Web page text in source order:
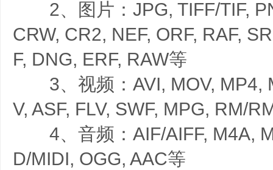
2、图片：JPG, TIFF/TIF,
CRW, CR2, NEF, ORF, RAF,
F, DNG, ERF, RAW等
3、视频：AVI, MOV, MP4,
V, ASF, FLV, SWF, MPG, RM/
4、音频：AIF/AIFF, M4A,
D/MIDI, OGG, AAC等